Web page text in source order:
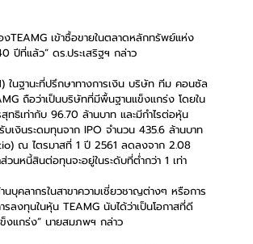
TEAMG เข้าซื้อขายในตลาดหลักทรัพย์แห่ง
ปีที่แล้ว” ดร.ประเสริฐฯ กล่าว
นฐานะที่ปรึกษาทางการเงิน บริษัท ทีม คอนซัล
ถือว่าเป็นบริษัทที่มีพื้นฐานแข็งแกร่ง โดยใน
ธิเท่ากับ 96.70 ล้านบาท และมีกำไรต่อหุ้น
เงินระดมทุนจาก IPO จำนวน 435.6 ล้านบาท
ณ ไตรมาสที่ 1 ปี 2561 ลดลงจาก 2.08
วนหนี้สินต่อทุนจะอยู่ในระดับที่ต่ำกว่า 1 เท่า
บุคลากรในสาขาความเชี่ยวชาญต่างๆ หรือการ
ลงทุนในหุ้น TEAMG นับได้ว่าเป็นโอกาสที่ดี
งแกร่ง” นายสมภพฯ กล่าว